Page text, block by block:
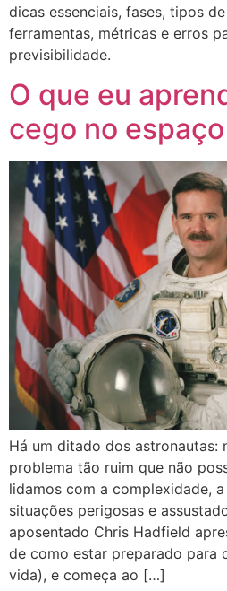
dicas essenciais, fases, tipos
ferramentas, métricas e erros
previsibilidade.
O que eu
cego no espaço
Há um ditado dos astronautas:
problema tão ruim que não
lidamos com a complexidade,
situações perigosas e
aposentado Chris Hadfield
de como estar preparado para
vida), e começa ao […]